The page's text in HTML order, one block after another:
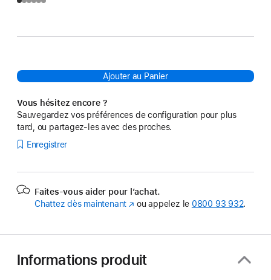
Ajouter au Panier
Vous hésitez encore ?
Sauvegardez vos préférences de configuration pour plus
tard, ou partagez-les avec des proches.
Enregistrer
Faites-vous aider pour l’achat.
Chattez dès maintenant (s’ouvre
ou appelez le 0800 93 932.
Informations produit